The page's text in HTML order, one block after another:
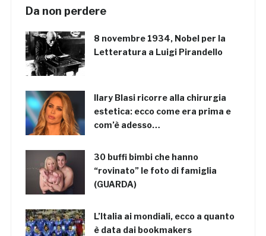
Da non perdere
8 novembre 1934, Nobel per la
Letteratura a Luigi Pirandello
Ilary Blasi ricorre alla chirurgia
estetica: ecco come era prima e
com’è adesso…
30 buffi bimbi che hanno
“rovinato” le foto di famiglia
(GUARDA)
L’Italia ai mondiali, ecco a quanto
è data dai bookmakers